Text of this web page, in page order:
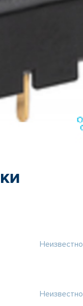
Неизвестно
Неизвестно